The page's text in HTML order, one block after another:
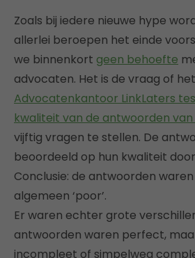
Zoals bij iedere nieuwe hype
allerlei beroepen het einde
we binnenkort geen behoefte
advocaten. Het is de vraag of
Advocatenkantoor LinkLaters
kwaliteit van de antwoorden van
vijftig vragen te stellen. De
beoordeeld op hun kwaliteit
Conclusie: de antwoorden
algemeen ‘poor’.
Er waren echter grote
antwoorden waren perfect,
incompleet of simpelweg